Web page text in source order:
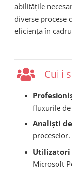
abilitățile
diverse procese
eficiența în
Cui i
fluxurile de
Analiști
proceselor.
Utilizatori
Microsoft